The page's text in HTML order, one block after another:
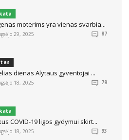
moterims yra vienas svarbia...
29, 2025 87
dienas Alytaus gyventojai ...
18, 2025 79
COVID-19 ligos gydymui skirt...
18, 2025 93